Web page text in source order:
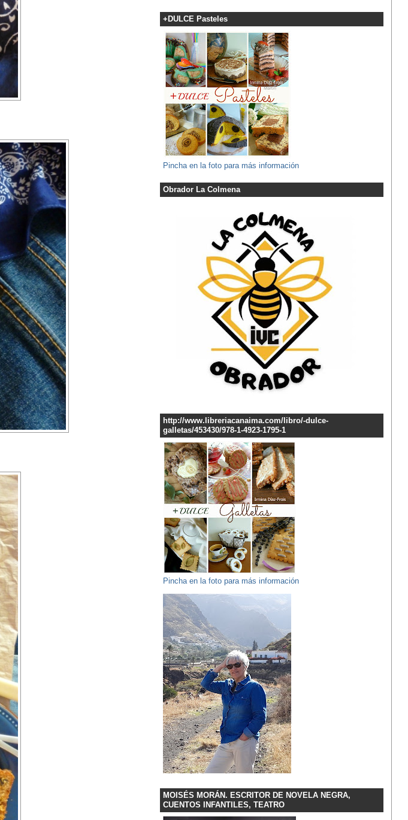
+DULCE Pasteles
Pincha en la foto para más información
Obrador La Colmena
http://www.libreriacanaima.com/libro/-dulce-
galletas/453430/978-1-4923-1795-1
Pincha en la foto para más información
MOISÉS MORÁN. ESCRITOR DE NOVELA NEGRA,
CUENTOS INFANTILES, TEATRO